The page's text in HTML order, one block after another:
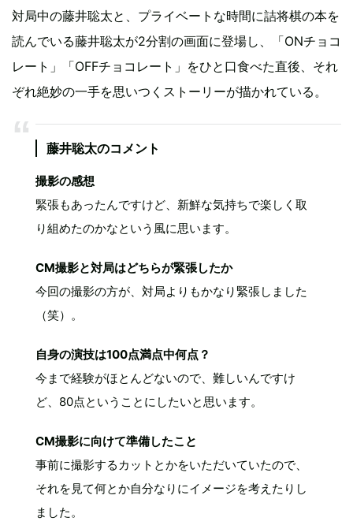
対局中の藤井聡太と、プライベートな時間に詰将棋の本を
読んでいる藤井聡太が2分割の画面に登場し、「ONチョコ
レート」「OFFチョコレート」をひと口食べた直後、それ
ぞれ絶妙の一手を思いつくストーリーが描かれている。
藤井聡太のコメント
撮影の感想
緊張もあったんですけど、新鮮な気持ちで楽しく取
り組めたのかなという風に思います。
CM撮影と対局はどちらが緊張したか
今回の撮影の方が、対局よりもかなり緊張しました
（笑）。
自身の演技は100点満点中何点？
今まで経験がほとんどないので、難しいんですけ
ど、80点ということにしたいと思います。
CM撮影に向けて準備したこと
事前に撮影するカットとかをいただいていたので、
それを見て何とか自分なりにイメージを考えたりし
ました。